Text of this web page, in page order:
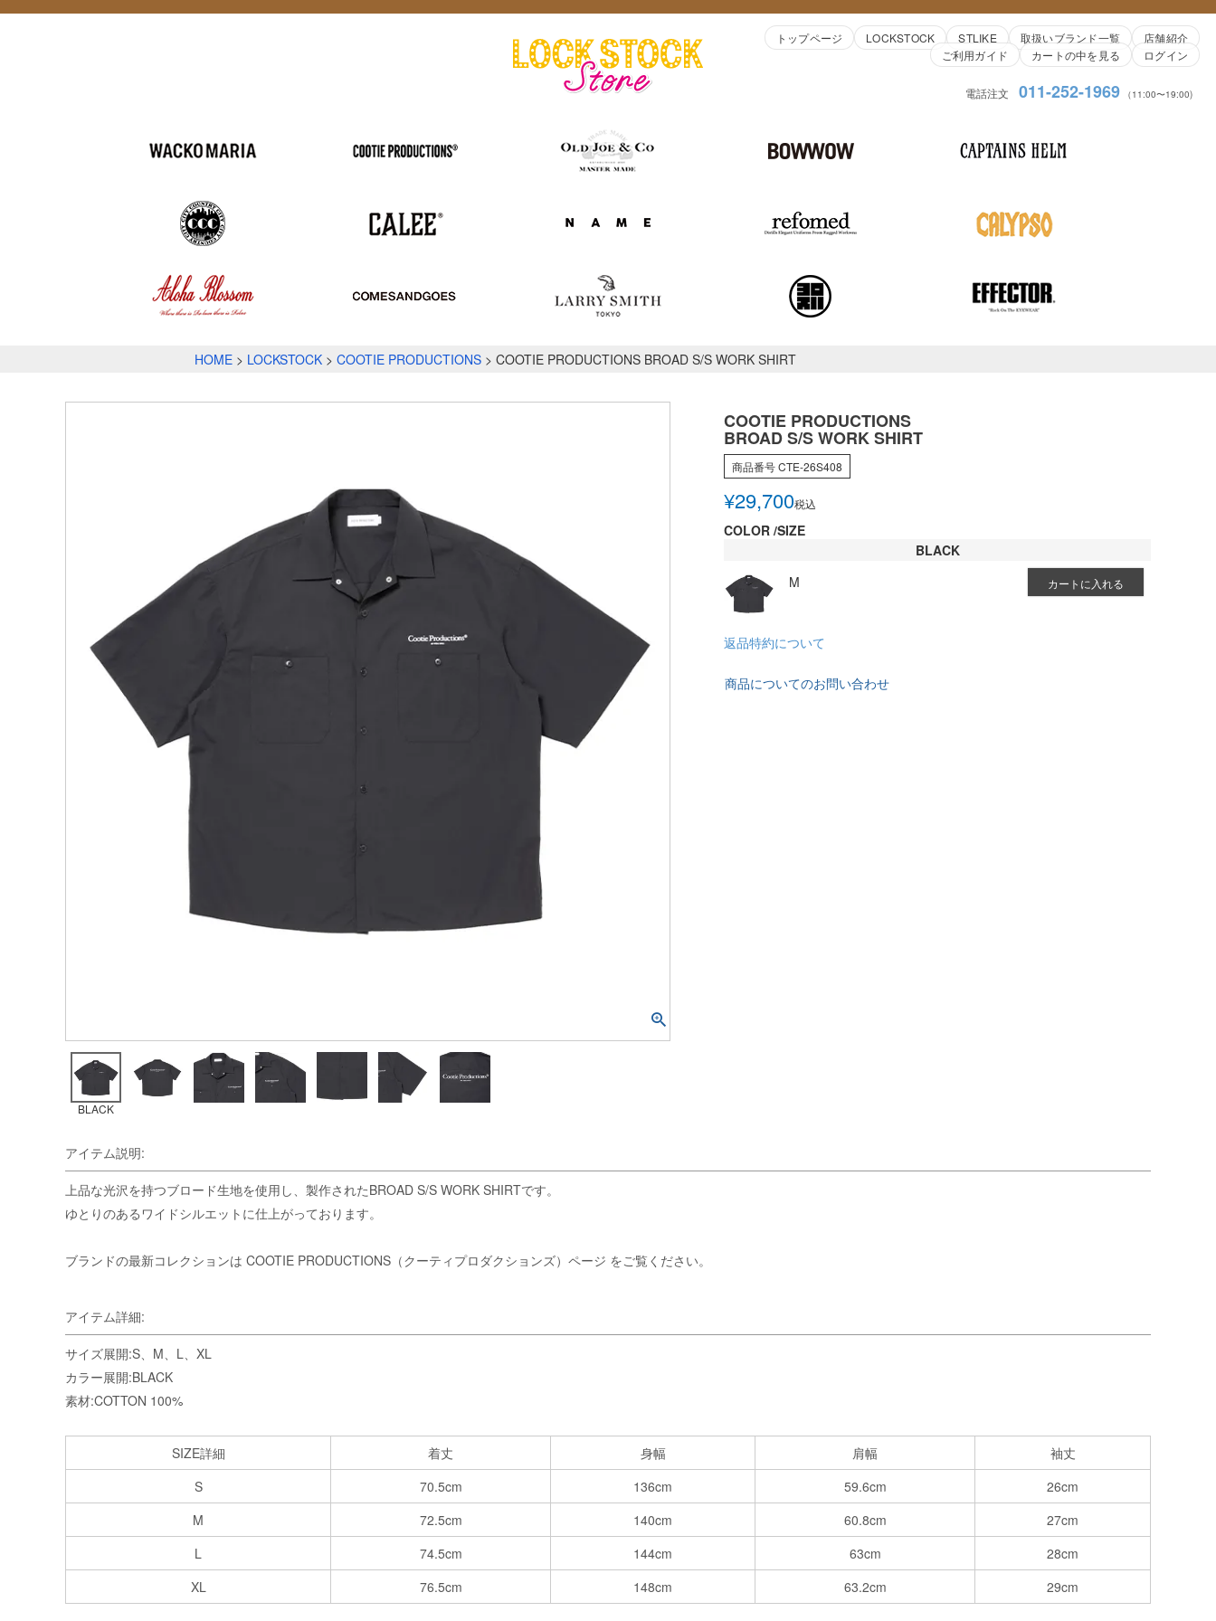
トップページ LOCKSTOCK STLIKE 取扱いブランド一覧
店舗紹介
ご利用ガイド
カートの中を見る ログイン
電話注文 011-252-1969 （11:00〜19:00)
HOME LOCKSTOCK COOTIE PRODUCTIONS COOTIE PRODUCTIONS BROAD S/S WORK SHIRT
BLACK
COOTIE PRODUCTIONS
BROAD S/S WORK SHIRT
商品番号CTE-26S408
¥29,700税込
COLOR SIZE
BLACK
M
カートに入れる
返品特約について
商品についてのお問い合わせ
アイテム説明:
上品な光沢を持つブロード生地を使用し、製作されたBROAD S/S WORK SHIRTです。
ゆとりのあるワイドシルエットに仕上がっております。
ブランドの最新コレクションは COOTIE PRODUCTIONS（クーティプロダクションズ）ページ をご覧ください。
アイテム詳細:
サイズ展開:S、M、L、XL
カラー展開:BLACK
素材:COTTON 100%
SIZE詳細 着丈 身幅 肩幅
袖丈
S
70.5cm 136cm 59.6cm
26cm
M
72.5cm 140cm 60.8cm
27cm
L
74.5cm 144cm 63cm
28cm
XL
76.5cm 148cm 63.2cm 29cm